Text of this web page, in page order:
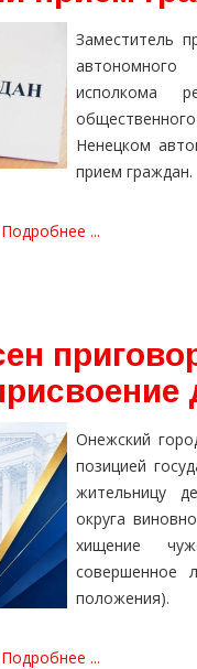
Заместитель
исполкома
Ненецком
прием граждан.
Подробнее ...
Онежский
позицией
жительницу
округа
хищение
совершенное
положения).
Подробнее ...